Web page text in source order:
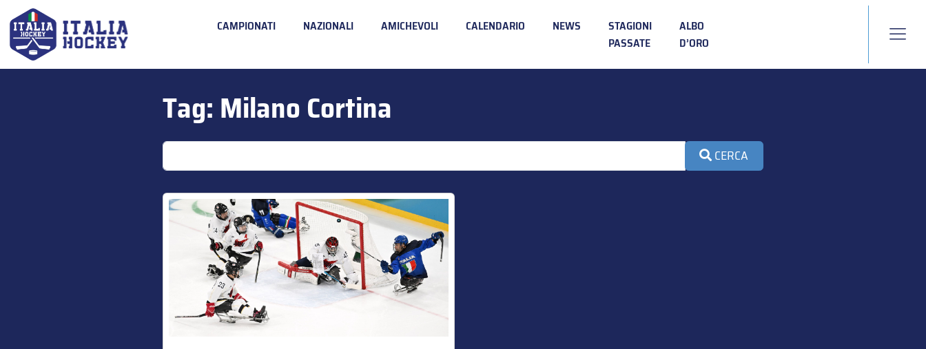
CAMPIONATI NAZIONALI AMICHEVOLI CALENDARIO NEWS
STAGIONI
PASSATE
ALBO
D’ORO
Tag: Milano Cortina
CERCA